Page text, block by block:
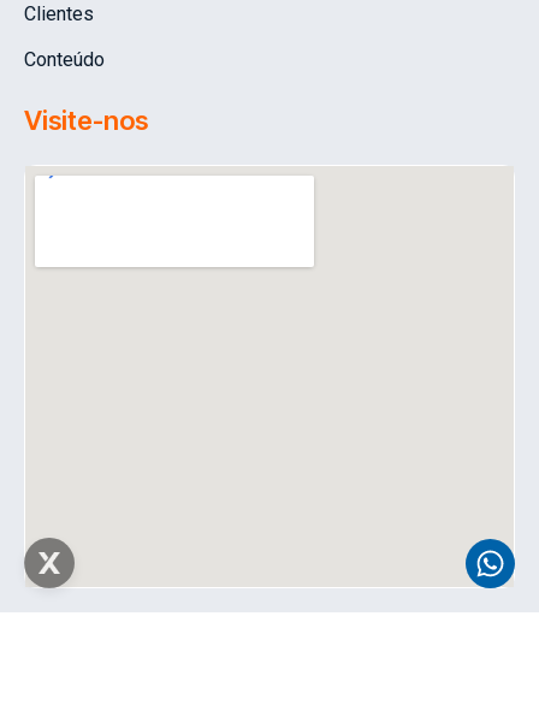
Clientes
Conteúdo
Visite-nos